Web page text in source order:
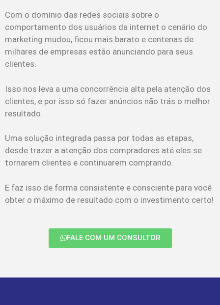
Com o domínio das redes sociais sobre o
comportamento dos usuários da internet o cenário do
marketing mudou, ficou mais barato e centenas de
milhares de empresas estão anunciando para seus
clientes.
Isso nos leva a uma concorrência alta pela atenção dos
clientes, e por isso só fazer anúncios não trás o melhor
resultado.
Uma solução integrada passa por todas as etapas,
desde trazer a atenção dos compradores até eles se
tornarem clientes e continuarem comprando.
E faz isso de forma consistente e consciente para você
obter o máximo de resultado com o investimento certo!
FALE COM UM CONSULTOR